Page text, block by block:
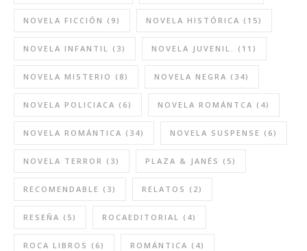
NOVELA FICCIÓN (9) NOVELA HISTÓRICA (15)
NOVELA INFANTIL (3) NOVELA JUVENIL. (11)
NOVELA MISTERIO (8) NOVELA NEGRA (34)
NOVELA POLICIACA (6) NOVELA ROMÁNTCA (4)
NOVELA ROMÁNTICA (34) NOVELA SUSPENSE (6)
NOVELA TERROR (3) PLAZA & JANÉS (5)
RECOMENDABLE (3) RELATOS (2)
RESEÑA (5) ROCAEDITORIAL (4)
ROCA LIBROS (6) ROMÁNTICA (4)